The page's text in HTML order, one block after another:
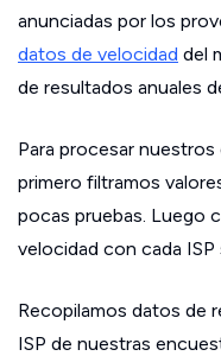
anunciadas por los
datos de velocidad del
de resultados anuales
Para procesar
primero filtramos
pocas pruebas. Luego
velocidad con cada
Recopilamos datos de
ISP de nuestras